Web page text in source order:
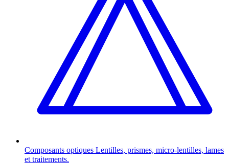
Composants optiques Lentilles, prismes, micro-lentilles, lames
et traitements.